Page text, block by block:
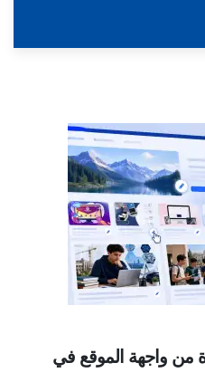
من واجهة الموقع في